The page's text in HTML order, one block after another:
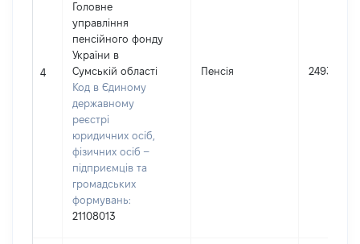
4
Головне
управління
пенсійного фонду
України в
Сумській області
Код в Єдиному
державному
реєстрі
юридичних осіб,
фізичних осіб –
підприємців та
громадських
формувань:
21108013
Пенсія 249370